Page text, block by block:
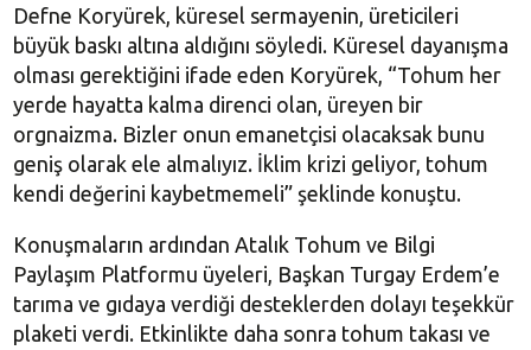
Defne Koryürek, küresel sermayenin, üreticileri
büyük baskı altına aldığını söyledi. Küresel dayanışma
olması gerektiğini ifade eden Koryürek, “Tohum her
yerde hayatta kalma direnci olan, üreyen bir
orgnaizma. Bizler onun emanetçisi olacaksak bunu
geniş olarak ele almalıyız. İklim krizi geliyor, tohum
kendi değerini kaybetmemeli” şeklinde konuştu.
Konuşmaların ardından Atalık Tohum ve Bilgi
Paylaşım Platformu üyeleri, Başkan Turgay Erdem’e
tarıma ve gıdaya verdiği desteklerden dolayı teşekkür
plaketi verdi. Etkinlikte daha sonra tohum takası ve